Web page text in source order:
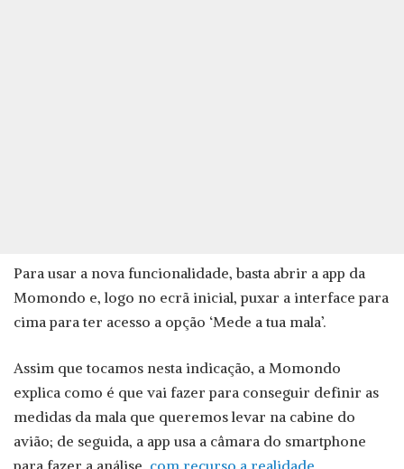
Para usar a nova funcionalidade, basta abrir a app da
Momondo e, logo no ecrã inicial, puxar a interface para
cima para ter acesso a opção ‘Mede a tua mala’.
Assim que tocamos nesta indicação, a Momondo
explica como é que vai fazer para conseguir definir as
medidas da mala que queremos levar na cabine do
avião; de seguida, a app usa a câmara do smartphone